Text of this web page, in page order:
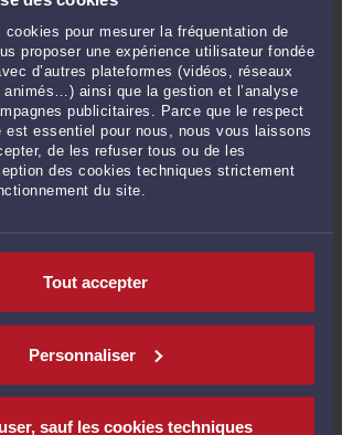
pour mesurer la fréquentation de
proposer une expérience utilisateur fondée
d’autres plateformes (vidéos, réseaux
ainsi que la gestion et l’analyse
publicitaires. Parce que le respect
est essentiel pour nous, nous vous laissons
de les refuser tous ou de les
des cookies techniques strictement
du site.
Tout accepter
Personnaliser
sauf les cookies techniques
pas assorti des précisions
de son bien-fondé le moyen tiré
d'administration et l'assemblée générale
d'informations suffisantes avant de
des cotisations.
qui précède, que l'ONF n'est pas fondé à
de l'arrêt attaqué. Le pourvoi est rejeté
des chasseurs sont investies de
public définies par le code
de fonctionnement doivent
pour l’État de s’assurer que les
mesure de répondre de manière
FDC sont légitimes à exiger des